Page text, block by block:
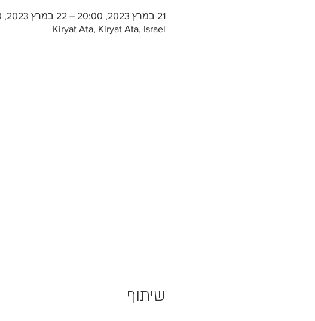
21 במרץ 2023, 20:00 – 22 במרץ 2023, 20:00
Kiryat Ata, Kiryat Ata, Israel
שיתוף